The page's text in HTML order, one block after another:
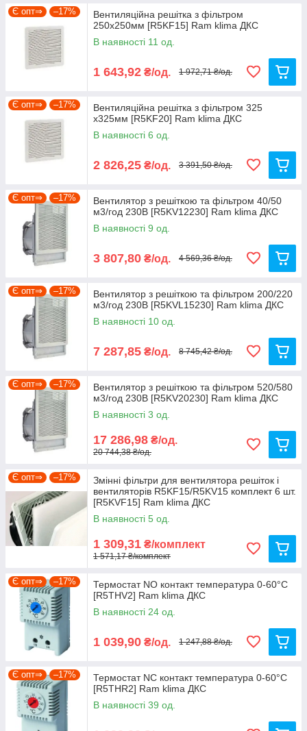
Є опт⇒ –17%
Вентиляційна решітка з фільтром
250х250мм [R5KF15] Ram klima ДКС
В наявності 11 од.
1 643,92 ₴/од. 1 972,71 ₴/од.
Є опт⇒ –17%
Вентиляційна решітка з фільтром 325
х325мм [R5KF20] Ram klima ДКС
В наявності 6 од.
2 826,25 ₴/од. 3 391,50 ₴/од.
Є опт⇒ –17%
Вентилятор з решіткою та фільтром 40/50
м3/год 230В [R5KV12230] Ram klima ДКС
В наявності 9 од.
3 807,80 ₴/од. 4 569,36 ₴/од.
Є опт⇒ –17%
Вентилятор з решіткою та фільтром 200/220
м3/год 230В [R5KVL15230] Ram klima ДКС
В наявності 10 од.
7 287,85 ₴/од. 8 745,42 ₴/од.
Є опт⇒ –17%
Вентилятор з решіткою та фільтром 520/580
м3/год 230В [R5KV20230] Ram klima ДКС
В наявності 3 од.
17 286,98 ₴/од.
20 744,38 ₴/од.
Є опт⇒ –17%
Змінні фільтри для вентилятора решіток і
вентиляторів R5KF15/R5KV15 комплект 6 шт.
[R5KVF15] Ram klima ДКС
В наявності 5 од.
1 309,31 ₴/комплект
1 571,17 ₴/комплект
Є опт⇒ –17%
Термостат NO контакт температура 0-60°C
[R5THV2] Ram klima ДКС
В наявності 24 од.
1 039,90 ₴/од. 1 247,88 ₴/од.
Є опт⇒ –17%
Термостат NC контакт температура 0-60°C
[R5THR2] Ram klima ДКС
В наявності 39 од.